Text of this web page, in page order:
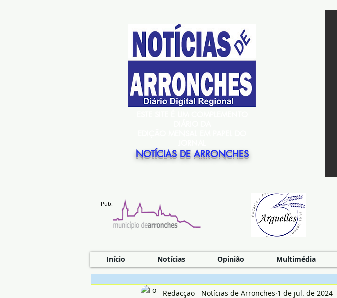
NOTÍCIAS DE ARRONCHES
Pub.
Início Notícias Opinião Multimédia
Redacção - Notícias de Arronches 1 de jul. de 2024